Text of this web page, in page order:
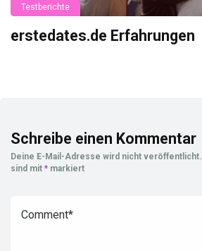
Testberichte
erstedates.de Erfahrungen
Schreibe einen Kommentar
Deine E-Mail-Adresse wird nicht veröffentlicht.
sind mit * markiert